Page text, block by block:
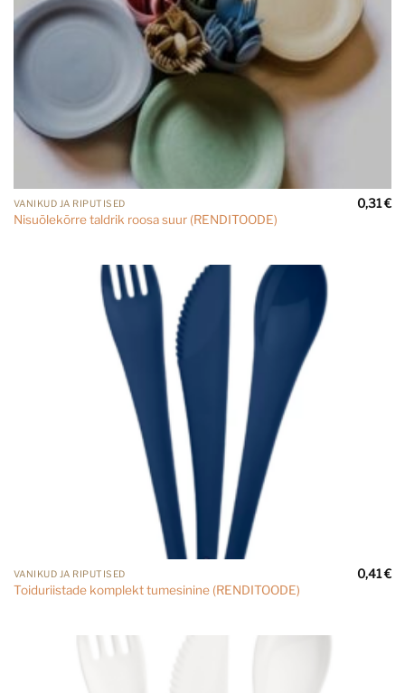
VANIKUD JA RIPUTISED
Nisuõlekõrre taldrik roosa suur (RENDITOODE)
0,31€
VANIKUD JA RIPUTISED
Toiduriistade komplekt tumesinine (RENDITOODE)
0,41€